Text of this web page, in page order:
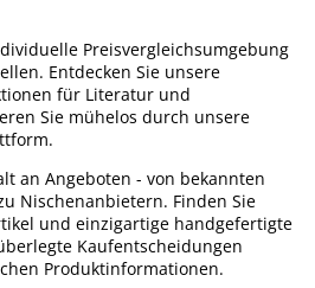
Preisvergleichsumgebung
Entdecken Sie unsere
für Literatur und
Sie mühelos durch unsere
an Angeboten - von bekannten
Nischenanbietern. Finden Sie
und einzigartige handgefertigte
Kaufentscheidungen
Produktinformationen.